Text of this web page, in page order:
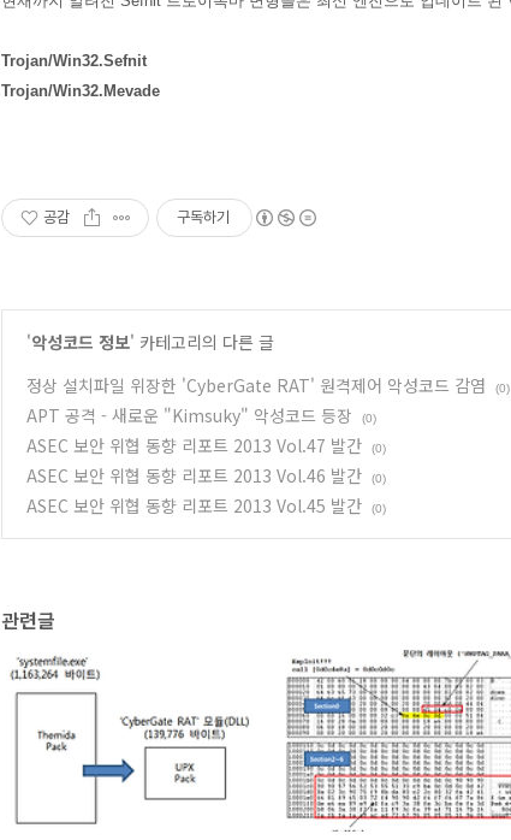
Trojan/Win32.Sefnit
Trojan/Win32. Mevade
공감 구독하기
'악성코드 정보' 카테고리의 다른 글
정상 설치파일 위장한 'CyberGate RAT' 원격제어 악성코드 감염
(0)
APT 공격 - 새로운 "Kimsuky" 악성코드 등장 (0)
ASEC 보안 위협 동향 리포트 2013 Vol.47 발간 (0)
ASEC 보안 위협 동향 리포트 2013 Vol.46 발간 (0)
ASEC 보안 위협 동향 리포트 2013 Vol.45 발간 (0)
관련글